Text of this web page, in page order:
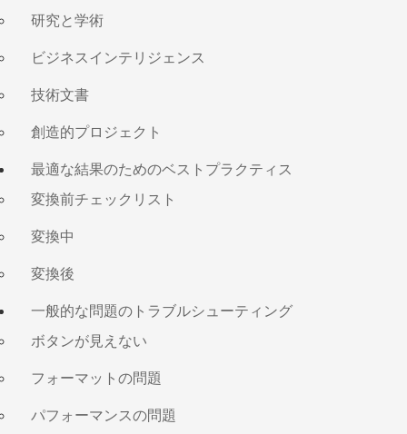
研究と学術
ビジネスインテリジェンス
技術文書
創造的プロジェクト
最適な結果のためのベストプラクティス
変換前チェックリスト
変換中
変換後
一般的な問題のトラブルシューティング
ボタンが見えない
フォーマットの問題
パフォーマンスの問題